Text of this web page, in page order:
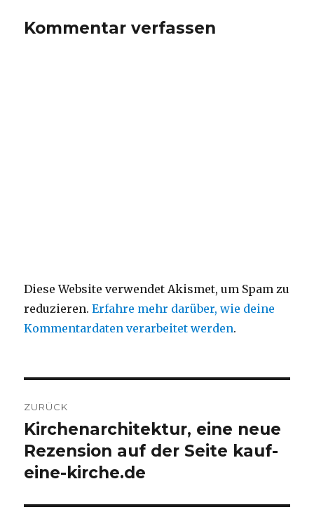
Kommentar verfassen
Diese Website verwendet Akismet, um Spam zu
reduzieren.Erfahre mehr darüber, wie deine
Kommentardaten verarbeitet werden.
ZURÜCK
Vorheriger
Beitrag:
Kirchenarchitektur, eine neue
Rezension auf der Seite kauf-
eine-kirche.de